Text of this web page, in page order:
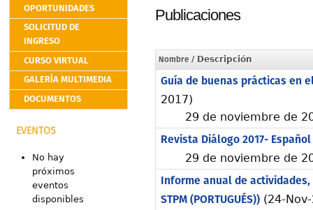
OPORTUNIDADES
SOLICITUD DE
INGRESO
CURSO VIRTUAL
GALERÍA MULTIMEDIA
DOCUMENTOS
EVENTOS
No hay
próximos
eventos
disponibles
Publicaciones
Nombre / Descripción
Guía de buenas prácticas en
2017)
29 de noviembre de
Revista Diálogo 2017- Español
29 de noviembre de
Informe anual de
STPM (PORTUGUÉS))(24-Nov-